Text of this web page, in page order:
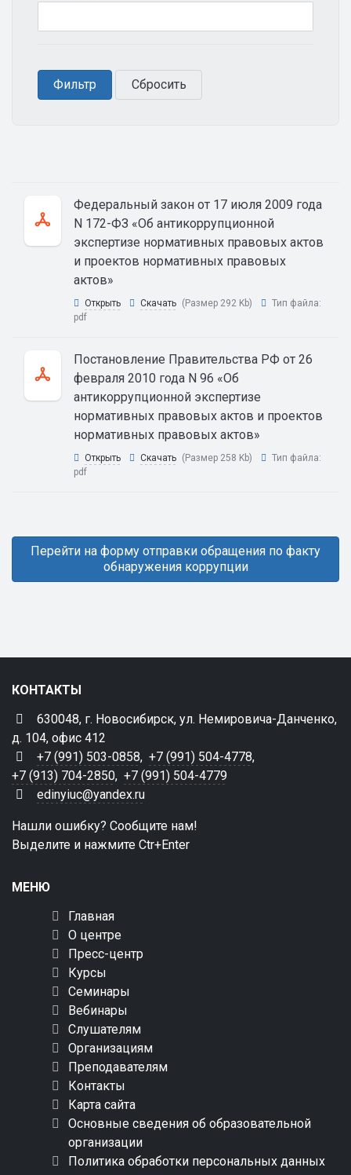
Федеральный закон от 17 июля 2009 года
N 172-ФЗ «Об антикоррупционной
экспертизе нормативных правовых актов
и проектов нормативных правовых
актов»
Открыть Скачать (Размер 292 Kb)
Тип файла:
pdf
Постановление Правительства РФ от 26
февраля 2010 года N 96 «Об
антикоррупционной экспертизе
нормативных правовых актов и проектов
нормативных правовых актов»
Открыть Скачать (Размер 258 Kb)
Тип файла:
pdf
Перейти на форму отправки обращения по факту
обнаружения коррупции
КОНТАКТЫ
630048, г. Новосибирск, ул. Немировича-Данченко,
д. 104, офис 412
+7 (991) 503-0858, +7 (991) 504-4778,
+7 (913) 704-2850, +7 (991) 504-4779
edinyiuc@yandex.ru
Нашли ошибку? Сообщите нам!
Выделите и нажмите Ctr+Enter
МЕНЮ
Главная
О центре
Пресс-центр
Курсы
Семинары
Вебинары
Слушателям
Организациям
Преподавателям
Контакты
Карта сайта
Основные сведения об образовательной
организации
Политика обработки персональных данных